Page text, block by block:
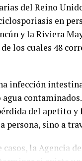
del Reino
en
y la Riviera
los cuales 48
infección
del apetito
persona, sino a
la Agencia